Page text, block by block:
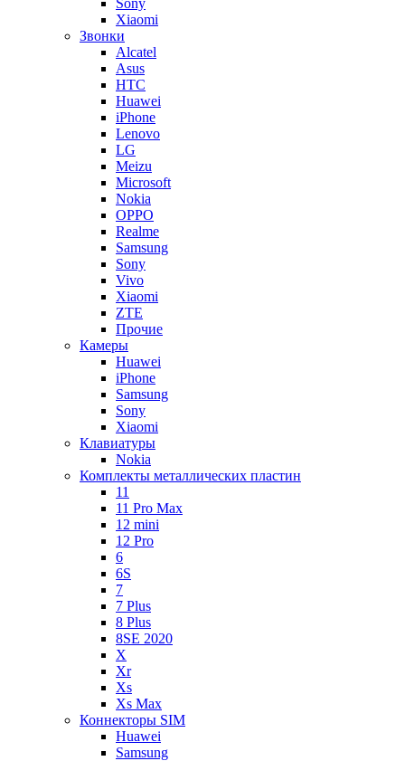
Sony
Xiaomi
Звонки
Alcatel
Asus
HTC
Huawei
iPhone
Lenovo
LG
Meizu
Microsoft
Nokia
OPPO
Realme
Samsung
Sony
Vivo
Xiaomi
ZTE
Прочие
Камеры
Huawei
iPhone
Samsung
Sony
Xiaomi
Клавиатуры
Nokia
Комплекты металлических пластин
11
11 Pro Max
12 mini
12 Pro
6
6S
7
7 Plus
8 Plus
8SE 2020
X
Xr
Xs
Xs Max
Коннекторы SIM
Huawei
Samsung